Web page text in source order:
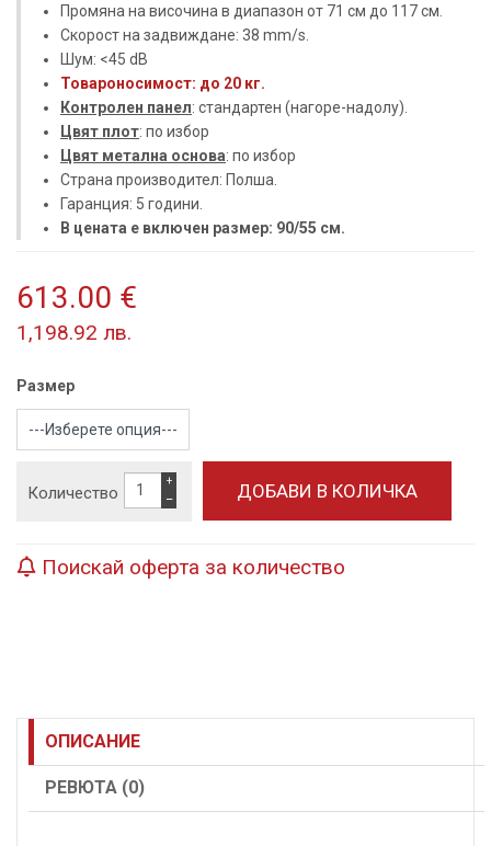
Промяна на височина в диапазон от 71 см до 117 см.
Скорост на задвиждане: 38 mm/s.
Шум: <45 dB
Товароносимост: до 20 кг.
Контролен панел: стандартен (нагоре-надолу).
Цвят плот: по избор
Цвят метална основа: по избор
Страна производител: Полша.
Гаранция: 5 години.
В цената е включен размер: 90/55 см.
613.00 €
1,198.92 лв.
Размер
Количество −
+
Поискай оферта за количество
ОПИСАНИЕ
РЕВЮТА (0)